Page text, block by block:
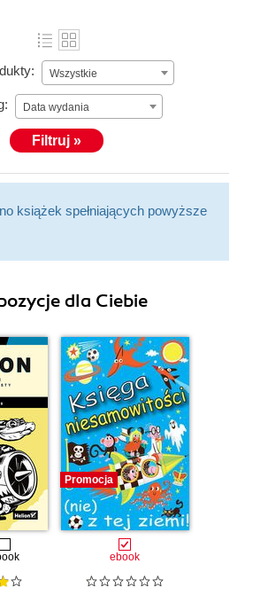
Wszystkie
Data wydania
Filtruj »
książek spełniających powyższe
dla Ciebie
Promocja
ebook